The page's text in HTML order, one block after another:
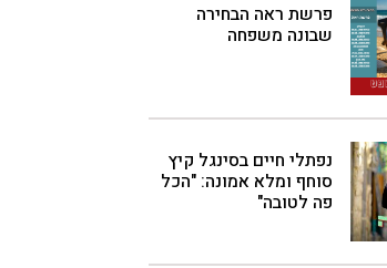
פרשת ראה הבחירה
שבונה משפחה
נפתלי חיים בסינגל קיץ
סוחף ומלא אמונה: "הכל
פה לטובה"